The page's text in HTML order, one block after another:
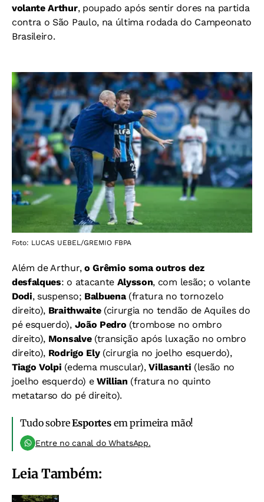
volante Arthur, poupado após sentir dores na partida
contra o São Paulo, na última rodada do Campeonato
Brasileiro.
Foto: LUCAS UEBEL/GREMIO FBPA
Além de Arthur, o Grêmio soma outros dez
desfalques: o atacante Alysson, com lesão; o volante
Dodi, suspenso; Balbuena(fratura no tornozelo
direito), Braithwaite(cirurgia no tendão de Aquiles do
pé esquerdo), João Pedro (trombose no ombro
direito), Monsalve(transição após luxação no ombro
direito), Rodrigo Ely(cirurgia no joelho esquerdo),
Tiago Volpi (edema muscular),Villasanti (lesão no
joelho esquerdo) e Willian (fratura no quinto
metatarso do pé direito).
Tudo sobreEsportesem primeira mão!
Entre no canal do WhatsApp.
Leia Também: